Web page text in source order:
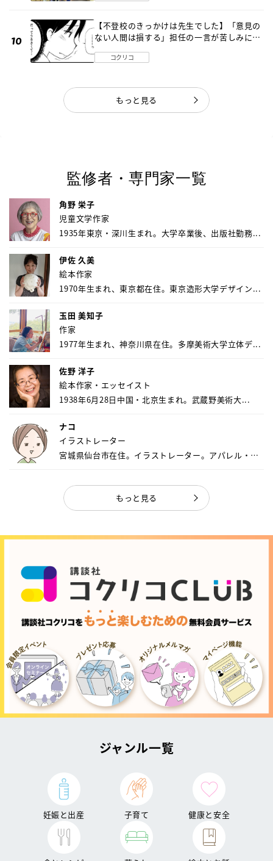
【不登校のきっかけは先生でした】「意見の
ない人間は損する」担任の一言が苦しみに…
コクリコ
もっと見る
監修者・専門家一覧
角野 栄子
児童文学作家
1935年東京・深川生まれ。大学卒業後、出版社勤務...
伊佐 久美
絵本作家
1970年生まれ、東京都在住。東京造形大学デザイン...
玉田 美知子
作家
1977年生まれ、神奈川県在住。多摩美術大学立体デ...
佐野 洋子
絵本作家・エッセイスト
1938年6月28日中国・北京生まれ。武蔵野美術大...
ナコ
イラストレーター
宮城県仙台市在住。イラストレーター。アパレル・キ
もっと見る
ジャンル一覧
妊娠と出産 子育て 健康と安全